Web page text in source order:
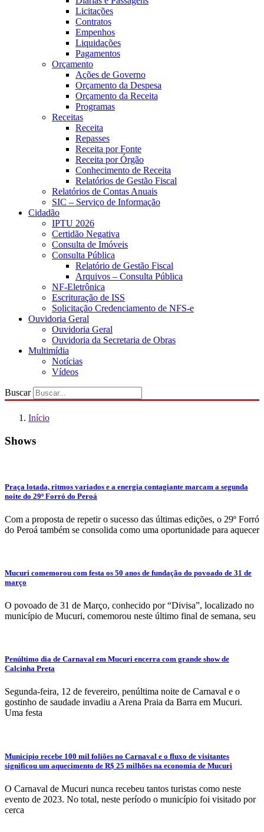
Licitações
Contratos
Empenhos
Liquidações
Pagamentos
Orçamento
Ações de Governo
Orçamento da Despesa
Orçamento da Receita
Programas
Receitas
Receita
Repasses
Receita por Fonte
Receita por Órgão
Conhecimento de Receita
Relatórios de Gestão Fiscal
Relatórios de Contas Anuais
SIC – Serviço de Informação
Cidadão
IPTU 2026
Certidão Negativa
Consulta de Imóveis
Consulta Pública
Relatório de Gestão Fiscal
Arquivos – Consulta Pública
NF-Eletrônica
Escrituração de ISS
Solicitação Credenciamento de NFS-e
Ouvidoria Geral
Ouvidoria Geral
Ouvidoria da Secretaria de Obras
Multimídia
Notícias
Vídeos
Buscar
Início
Shows
Praça lotada, ritmos variados e a energia contagiante marcam a segunda
noite do 29º Forró do Peroá
Com a proposta de repetir o sucesso das últimas edições, o 29º Forró
do Peroá também se consolida como uma oportunidade para aquecer
Mucuri comemorou com festa os 50 anos de fundação do povoado de 31 de
março
O povoado de 31 de Março, conhecido por “Divisa”, localizado no
município de Mucuri, comemorou neste último final de semana, seu
Penúltimo dia de Carnaval em Mucuri encerra com grande show de
Calcinha Preta
Segunda-feira, 12 de fevereiro, penúltima noite de Carnaval e o
gostinho de saudade invadiu a Arena Praia da Barra em Mucuri.
Uma festa
Município recebe 100 mil foliões no Carnaval e o fluxo de visitantes
significou um aquecimento de R$ 25 milhões na economia de Mucuri
O Carnaval de Mucuri nunca recebeu tantos turistas como neste
evento de 2023. No total, neste período o município foi visitado por
cerca